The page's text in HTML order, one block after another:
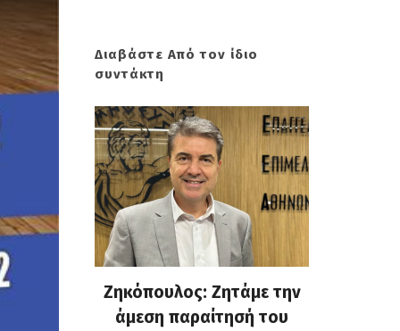
Διαβάστε Από τον ίδιο
συντάκτη
Ζηκόπουλος: Ζητάμε την
άμεση παραίτησή του